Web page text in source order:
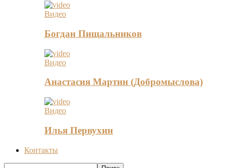
Видео
Богдан Пищальников
Видео
Анастасия Мартин (Добромыслова)
Видео
Илья Первухин
Контакты